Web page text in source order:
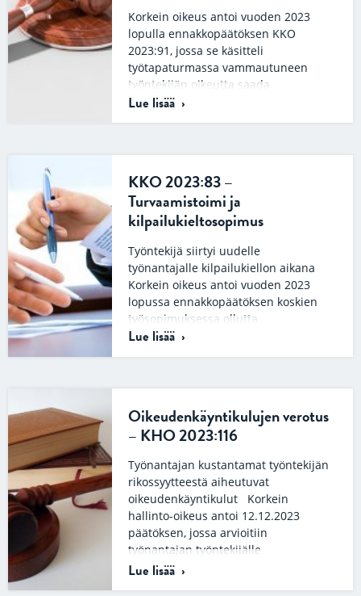
Korkein oikeus antoi vuoden 2023
lopulla ennakkopäätöksen KKO
2023:91, jossa se käsitteli
työtapaturmassa vammautuneen
työntekijän oikeutta saada
lisäkorvausta pysyvästä haitasta….
Lue lisää
KKO 2023:83 –
Turvaamistoimi ja
kilpailukieltosopimus
Työntekijä siirtyi uudelle
työnantajalle kilpailukiellon aikana
Korkein oikeus antoi vuoden 2023
lopussa ennakkopäätöksen koskien
työsopimuksessa ollutta
kilpailukieltoa ja turvaamistoimea.
Lue lisää
Oikeudenkäyntikulujen verotus
– KHO 2023:116
Työnantajan kustantamat työntekijän
rikossyytteestä aiheutuvat
oikeudenkäyntikulut Korkein
hallinto-oikeus antoi 12.12.2023
päätöksen, jossa arvioitiin
työnantajan työntekijälle
kustantamien neuvonta-ja
Lue lisää